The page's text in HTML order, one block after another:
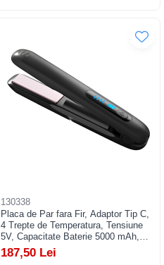
130338
Placa de Par fara Fir, Adaptor Tip C,
4 Trepte de Temperatura, Tensiune
5V, Capacitate Baterie 5000 mAh,
Indreptat, Ondulat, 23.5x3.3x4.5
cm, Negru
187,50 Lei